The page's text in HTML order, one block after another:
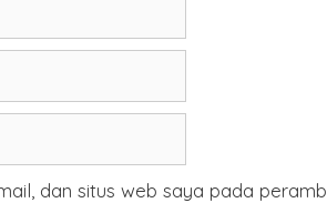
dan situs web saya pada